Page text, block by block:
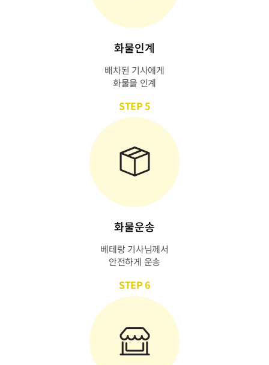
화물인계
배차된 기사에게
화물을 인계
STEP 5
화물운송
베테랑 기사님께서
안전하게 운송
STEP 6